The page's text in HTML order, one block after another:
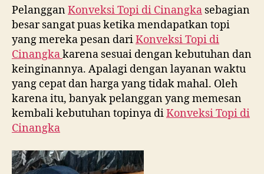
PelangganKonveksi Topi di Cinangka sebagian
besar sangat puas ketika mendapatkan topi
yang mereka pesan dariKonveksi Topi di
Cinangkakarena sesuai dengan kebutuhan dan
keinginannya. Apalagi dengan layanan waktu
yang cepat dan harga yang tidak mahal. Oleh
karena itu, banyak pelanggan yang memesan
kembali kebutuhan topinya diKonveksi Topi di
Cinangka